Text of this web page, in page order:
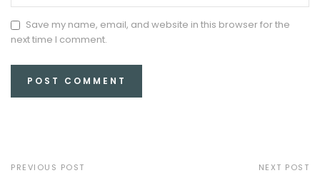
Save my name, email, and website in this browser for the
next time I comment.
PREVIOUS POST NEXT POST